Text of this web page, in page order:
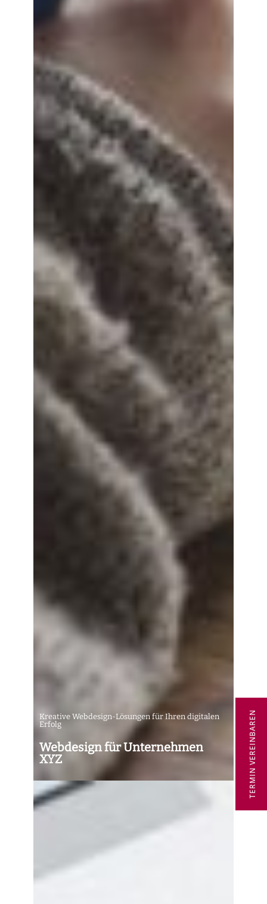
Kreative Webdesign-Lösungen für Ihren digitalen
Erfolg
Webdesign für Unternehmen
XYZ
TERMIN VEREINBAREN